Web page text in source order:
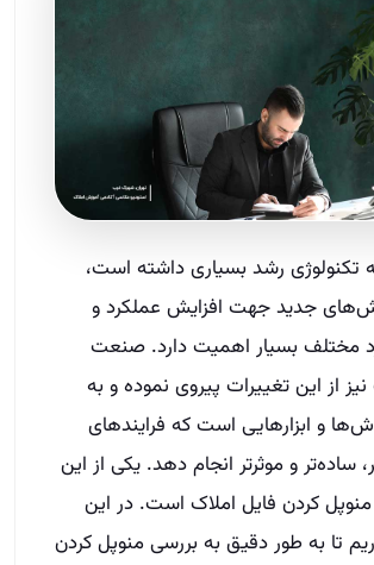
تکنولوژی رشد بسیاری داشته است،
جدید جهت افزایش عملکرد و
مختلف بسیار اهمیت دارد. صنعت
از این تغییرات پیروی نموده و به
و ابزارهایی است که فرایندهای
ساده‌تر و موثرتر انجام دهد. یکی از این
کردن فایل املاک است. در این
تا به طور دقیق به بررسی منوپل کردن